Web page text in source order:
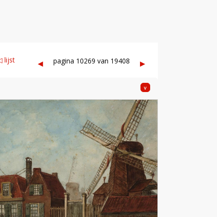
lijst ◀︎ pagina 10269 van 19408 ▶︎
v